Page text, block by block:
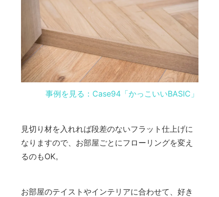
事例を見る：Case94「かっこいいBASIC」
見切り材を入れれば段差のないフラット仕上げに
なりますので、お部屋ごとにフローリングを変え
るのもOK。
お部屋のテイストやインテリアに合わせて、好き